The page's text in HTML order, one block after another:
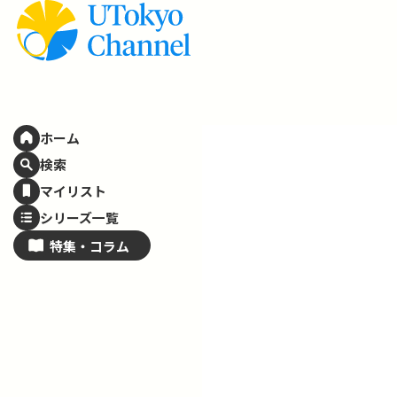
ホーム
検索
マイリスト
シリーズ一覧
特集・ コラム